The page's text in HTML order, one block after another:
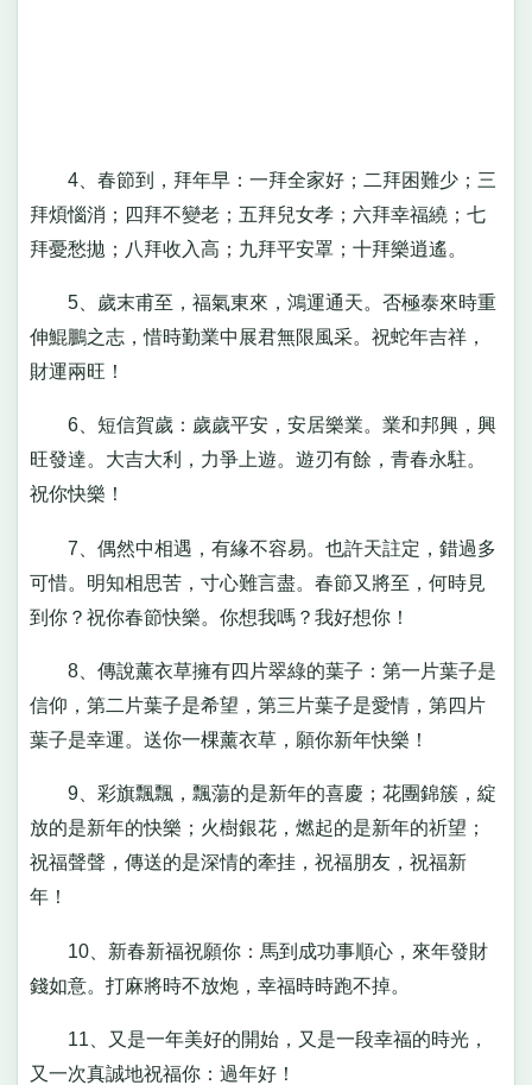
4、春節到，拜年早：一拜全家好；二拜困難少；三
拜煩惱消；四拜不變老；五拜兒女孝；六拜幸福繞；七
拜憂愁拋；八拜收入高；九拜平安罩；十拜樂逍遙。
5、歲末甫至，福氣東來，鴻運通天。否極泰來時重
伸鯤鵬之志，惜時勤業中展君無限風采。祝蛇年吉祥，
財運兩旺！
6、短信賀歲：歲歲平安，安居樂業。業和邦興，興
旺發達。大吉大利，力爭上遊。遊刃有餘，青春永駐。
祝你快樂！
7、偶然中相遇，有緣不容易。也許天註定，錯過多
可惜。明知相思苦，寸心難言盡。春節又將至，何時見
到你？祝你春節快樂。你想我嗎？我好想你！
8、傳說薰衣草擁有四片翠綠的葉子：第一片葉子是
信仰，第二片葉子是希望，第三片葉子是愛情，第四片
葉子是幸運。送你一棵薰衣草，願你新年快樂！
9、彩旗飄飄，飄蕩的是新年的喜慶；花團錦簇，綻
放的是新年的快樂；火樹銀花，燃起的是新年的祈望；
祝福聲聲，傳送的是深情的牽挂，祝福朋友，祝福新
年！
10、新春新福祝願你：馬到成功事順心，來年發財
錢如意。打麻將時不放炮，幸福時時跑不掉。
11、又是一年美好的開始，又是一段幸福的時光，
又一次真誠地祝福你：過年好！